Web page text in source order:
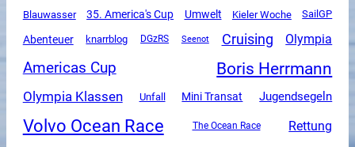
Blauwasser 35. America's Cup Umwelt Kieler Woche SailGP
Abenteuer knarrblog DGzRS Seenot Cruising Olympia
Americas Cup Boris Herrmann
Olympia Klassen Unfall Mini Transat Jugendsegeln
Volvo Ocean Race The Ocean Race Rettung